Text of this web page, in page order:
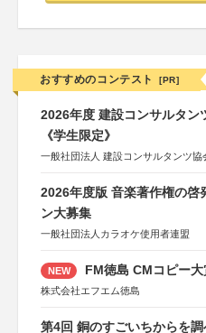
おすすめのコンテスト [PR]
2026年度 建設コンサルタン
《学生限定》
一般社団法人 建設コンサルタンツ協
2026年度版 音楽著作権の啓
ン大募集
一般社団法人カラオケ使用者連盟
NEW FM徳島 CMコピー
株式会社エフエム徳島
第4回 銅のすごいちからを